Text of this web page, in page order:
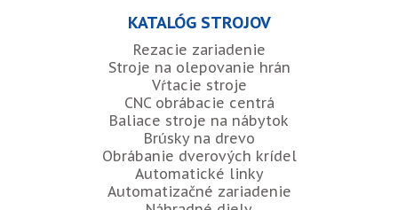
KATALÓG STROJOV
Rezacie zariadenie
Stroje na olepovanie hrán
Vŕtacie stroje
CNC obrábacie centrá
Baliace stroje na nábytok
Brúsky na drevo
Obrábanie dverových krídel
Automatické linky
Automatizačné zariadenie